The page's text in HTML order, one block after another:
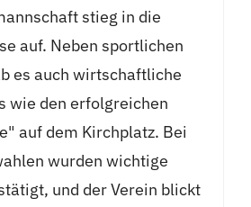
stieg in die
auf. Neben sportlichen
es auch wirtschaftliche
wie den erfolgreichen
auf dem Kirchplatz. Bei
wurden wichtige
und der Verein blickt